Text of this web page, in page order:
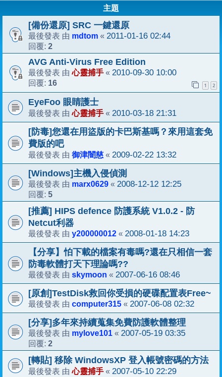
主題
[備份還原] SRC 一鍵還原
最後發表 由 mdtom « 2011-01-16 02:44
回覆: 2
AVG Anti-Virus Free Edition
最後發表 由心靈捕手 « 2010-09-30 10:00
回覆: 16 1 2
EyeFoo 眼睛護士
最後發表 由心靈捕手 « 2010-03-18 21:31
[防毒]您還在用盜版的卡巴斯基嗎？來用這套免
費版的吧
最後發表 由 御津闇慈 « 2009-02-22 13:32
[Windows]主機入侵偵測
最後發表 由 marx0629 « 2008-12-12 12:25
回覆: 5
[推薦] HIPS defence 防護系統 V1.0.2 - 防
Netcut利器
最後發表 由 y200000012 « 2008-01-18 14:23
【分享】怕下載的檔案有毒嗎?還在只相信一套
防毒軟體打天下理論嗎??
最後發表 由 skymoon « 2007-06-16 08:46
[原創]TestDisk救回你受損的硬碟配置表Free~
最後發表 由 computer315 « 2007-06-08 02:32
[分享]多年來持續蒐集免費防護軟體整理
最後發表 由 mylove101 « 2007-05-19 03:35
回覆: 2
[轉貼] 移除 WindowsXP 登入帳號密碼的方法
最後發表 由心靈捕手 « 2007-05-10 22:29